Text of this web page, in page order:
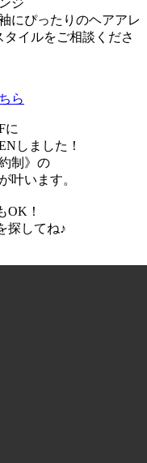
にぴったりのヘアアレ
イルをご相談くださ
に
しました！
制》の
叶います。
OK！
探してね♪